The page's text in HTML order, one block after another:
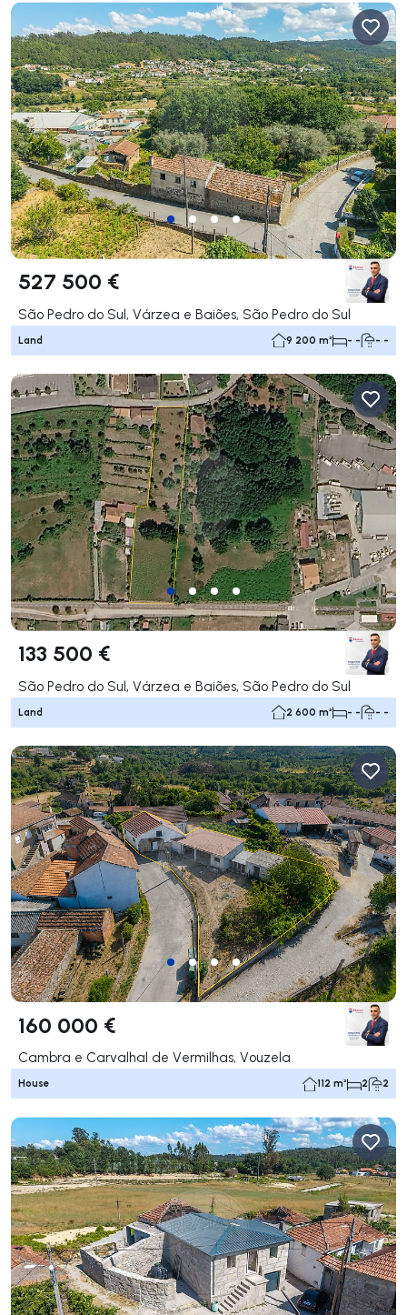
527 500 €
São Pedro do Sul, Várzea e Baiões, São Pedro do Sul
Land 9 200 m² - - - -
133 500 €
São Pedro do Sul, Várzea e Baiões, São Pedro do Sul
Land 2 600 m² - - - -
160 000 €
Cambra e Carvalhal de Vermilhas, Vouzela
House 112 m² 2 2